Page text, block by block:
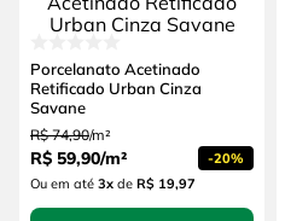
Porcelanato Acetinado
Retificado Urban Cinza
Savane
R$ 74,90/m²
R$ 59,90/m² -20%
Ou em até 3xde R$ 19,97